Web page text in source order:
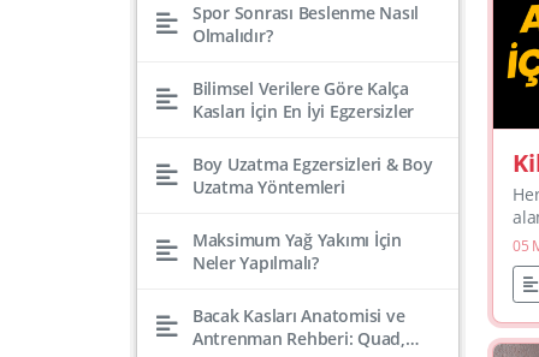
Spor Sonrası Beslenme Nasıl
Olmalıdır?
Bilimsel Verilere Göre Kalça
Kasları İçin En İyi Egzersizler
Boy Uzatma Egzersizleri & Boy
Uzatma Yöntemleri
Maksimum Yağ Yakımı İçin
Neler Yapılmalı?
Bacak Kasları Anatomisi ve
Antrenman Rehberi: Quad,
05